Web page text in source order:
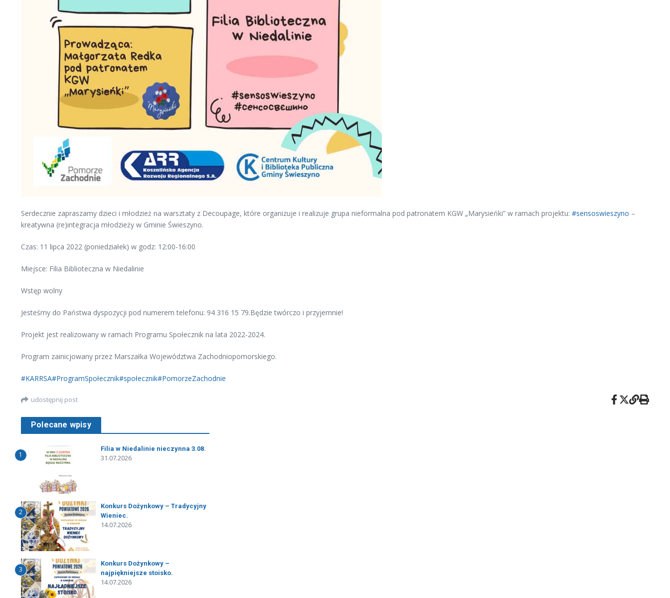
Serdecznie zapraszamy dzieci i młodzież na warsztaty z Decoupage, które organizuje i realizuje grupa nieformalna pod patronatem KGW „Marysieńki” w ramach projektu: #sensoswieszyno –
kreatywna (re)integracja młodzieży w Gminie Świeszyno.
Czas: 11 lipca 2022 (poniedziałek) w godz: 12:00-16:00
Miejsce: Filia Biblioteczna w Niedalinie
Wstęp wolny
Jesteśmy do Państwa dyspozycji pod numerem telefonu: 94 316 15 79.Będzie twórczo i przyjemnie!
Projekt jest realizowany w ramach Programu Społecznik na lata 2022-2024.
Program zainicjowany przez Marszałka Województwa Zachodniopomorskiego.
#KARRSA#ProgramSpołecznik#społecznik#PomorzeZachodnie
udostępnij post
Polecane wpisy
1
Filia w Niedalinie nieczynna 3.08.
31.07.2026
2
Konkurs Dożynkowy – Tradycyjny
Wieniec.
14.07.2026
3
Konkurs Dożynkowy –
najpiękniejsze stoisko.
14.07.2026